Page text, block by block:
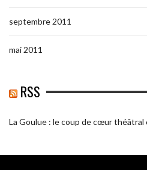
septembre 2011
mai 2011
RSS
La Goulue : le coup de cœur théâtral